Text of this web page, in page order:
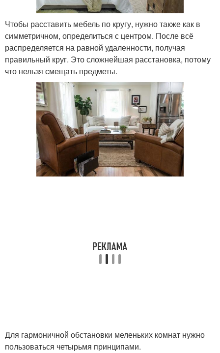
Чтобы расставить мебель по кругу, нужно также как в
симметричном, определиться с центром. После всё
распределяется на равной удаленности, получая
правильный круг. Это сложнейшая расстановка, потому
что нельзя смещать предметы.
Для гармоничной обстановки меленьких комнат нужно
пользоваться четырьмя принципами.